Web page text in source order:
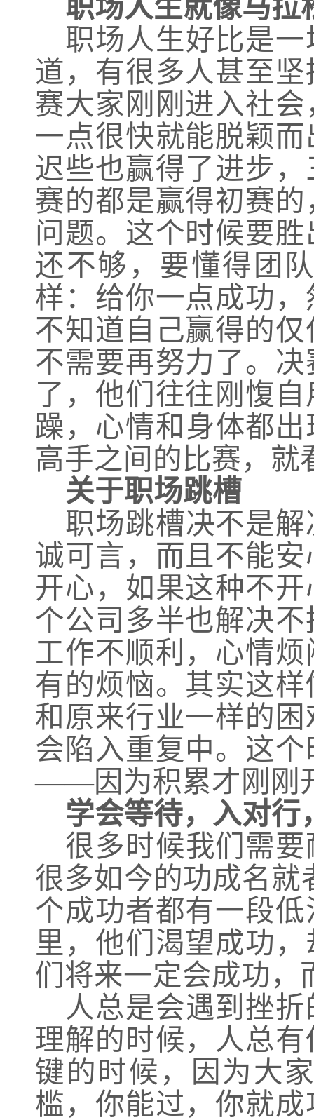
职场人生就像马拉
职场人生好比是
道，有很多人甚至
赛大家刚刚进入社
一点很快就能脱颖
迟些也赢得了进步
赛的都是赢得初赛
问题。这个时候要
还不够，要懂得团
样：给你一点成功
不知道自己赢得的
不需要再努力了。
了，他们往往刚愎
躁，心情和身体都
高手之间的比赛，就
关于职场跳槽
职场跳槽决不是
诚可言，而且不能
开心，如果这种不
个公司多半也解决
工作不顺利，心情
有的烦恼。其实这
和原来行业一样的
会陷入重复中。这
——因为积累才刚刚
学会等待，入对行
很多时候我们需
很多如今的功成名就
个成功者都有一段
里，他们渴望成功
们将来一定会成功，
人总是会遇到挫
理解的时候，人总
键的时候，因为大
槛，你能过，你就